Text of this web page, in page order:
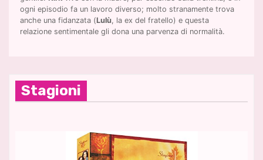
ogni episodio fa un lavoro diverso; molto stranamente trova
anche una fidanzata (Lulù, la ex del fratello) e questa
relazione sentimentale gli dona una parvenza di normalità.
Stagioni